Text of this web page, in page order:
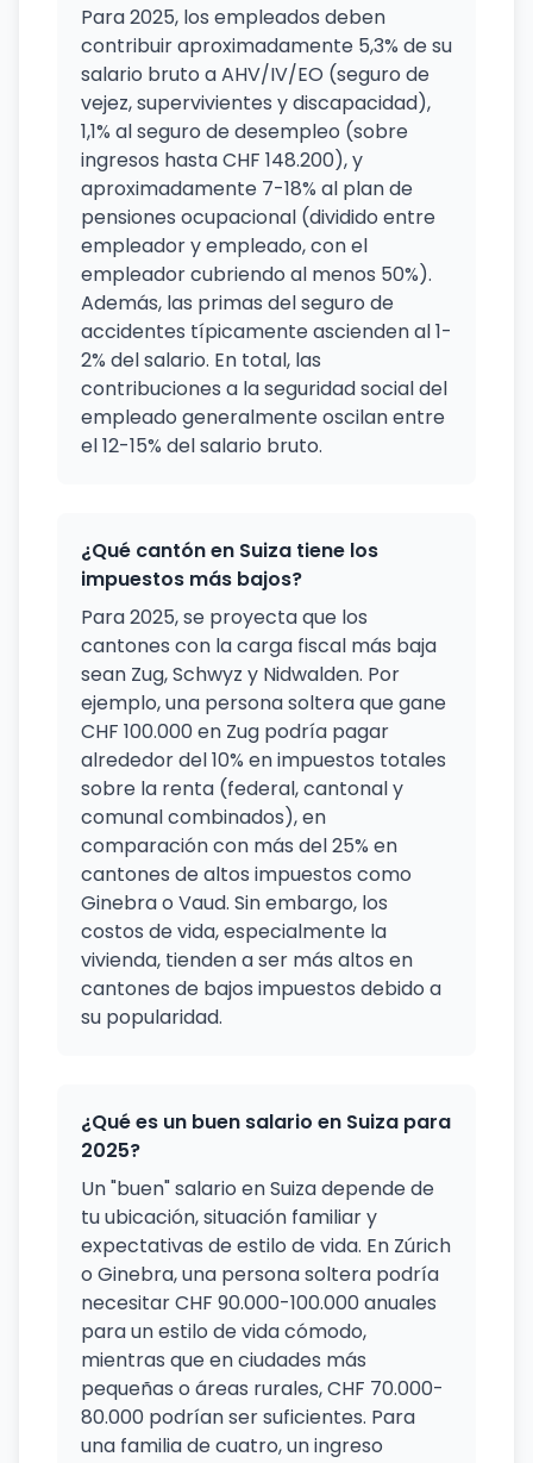
Para 2025, los empleados deben
contribuir aproximadamente 5,3% de su
salario bruto a AHV/IV/EO (seguro de
vejez, supervivientes y discapacidad),
1,1% al seguro de desempleo (sobre
ingresos hasta CHF 148.200), y
aproximadamente 7-18% al plan de
pensiones ocupacional (dividido entre
empleador y empleado, con el
empleador cubriendo al menos 50%).
Además, las primas del seguro de
accidentes típicamente ascienden al 1-
2% del salario. En total, las
contribuciones a la seguridad social del
empleado generalmente oscilan entre
el 12-15% del salario bruto.
¿Qué cantón en Suiza tiene los
impuestos más bajos?
Para 2025, se proyecta que los
cantones con la carga fiscal más baja
sean Zug, Schwyz y Nidwalden. Por
ejemplo, una persona soltera que gane
CHF 100.000 en Zug podría pagar
alrededor del 10% en impuestos totales
sobre la renta (federal, cantonal y
comunal combinados), en
comparación con más del 25% en
cantones de altos impuestos como
Ginebra o Vaud. Sin embargo, los
costos de vida, especialmente la
vivienda, tienden a ser más altos en
cantones de bajos impuestos debido a
su popularidad.
¿Qué es un buen salario en Suiza para
2025?
Un "buen" salario en Suiza depende de
tu ubicación, situación familiar y
expectativas de estilo de vida. En Zúrich
o Ginebra, una persona soltera podría
necesitar CHF 90.000-100.000 anuales
para un estilo de vida cómodo,
mientras que en ciudades más
pequeñas o áreas rurales, CHF 70.000-
80.000 podrían ser suficientes. Para
una familia de cuatro, un ingreso